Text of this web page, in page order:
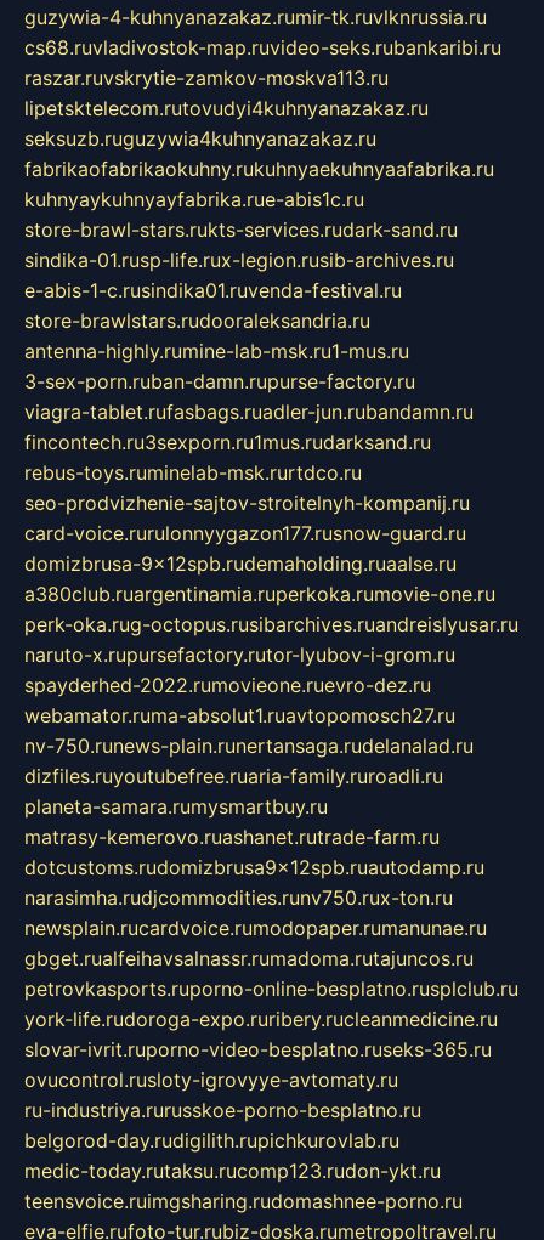
guzywia-4-kuhnyanazakaz.rumir-tk.ruvlknrussia.ru
cs68.ruvladivostok-map.ruvideo-seks.rubankaribi.ru
raszar.ruvskrytie-zamkov-moskva113.ru
lipetsktelecom.rutovudyi4kuhnyanazakaz.ru
seksuzb.ruguzywia4kuhnyanazakaz.ru
fabrikaofabrikaokuhny.rukuhnyaekuhnyaafabrika.ru
kuhnyaykuhnyayfabrika.rue-abis1c.ru
store-brawl-stars.rukts-services.rudark-sand.ru
sindika-01.rusp-life.rux-legion.rusib-archives.ru
e-abis-1-c.rusindika01.ruvenda-festival.ru
store-brawlstars.rudooraleksandria.ru
antenna-highly.rumine-lab-msk.ru1-mus.ru
3-sex-porn.ruban-damn.rupurse-factory.ru
viagra-tablet.rufasbags.ruadler-jun.rubandamn.ru
fincontech.ru3sexporn.ru1mus.rudarksand.ru
rebus-toys.ruminelab-msk.rurtdco.ru
seo-prodvizhenie-sajtov-stroitelnyh-kompanij.ru
card-voice.rurulonnyygazon177.rusnow-guard.ru
domizbrusa-9x12spb.rudemaholding.ruaalse.ru
a380club.ruargentinamia.ruperkoka.rumovie-one.ru
perk-oka.rug-octopus.rusibarchives.ruandreislyusar.ru
naruto-x.rupursefactory.rutor-lyubov-i-grom.ru
spayderhed-2022.rumovieone.ruevro-dez.ru
webamator.ruma-absolut1.ruavtopomosch27.ru
nv-750.runews-plain.runertansaga.rudelanalad.ru
dizfiles.ruyoutubefree.ruaria-family.ruroadli.ru
planeta-samara.rumysmartbuy.ru
matrasy-kemerovo.ruashanet.rutrade-farm.ru
dotcustoms.rudomizbrusa9x12spb.ruautodamp.ru
narasimha.rudjcommodities.runv750.rux-ton.ru
newsplain.rucardvoice.rumodopaper.rumanunae.ru
gbget.rualfeihavsalnassr.rumadoma.rutajuncos.ru
petrovkasports.ruporno-online-besplatno.rusplclub.ru
york-life.rudoroga-expo.ruribery.rucleanmedicine.ru
slovar-ivrit.ruporno-video-besplatno.ruseks-365.ru
ovucontrol.rusloty-igrovyye-avtomaty.ru
ru-industriya.rurusskoe-porno-besplatno.ru
belgorod-day.rudigilith.rupichkurovlab.ru
medic-today.rutaksu.rucomp123.rudon-ykt.ru
teensvoice.ruimgsharing.rudomashnee-porno.ru
eva-elfie.rufoto-tur.rubiz-doska.rumetropoltravel.ru